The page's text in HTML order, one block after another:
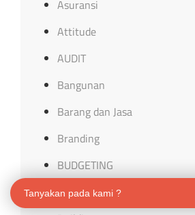
Asuransi
Attitude
AUDIT
Bangunan
Barang dan Jasa
Branding
BUDGETING
Budidaya
Tanyakan pada kami ?